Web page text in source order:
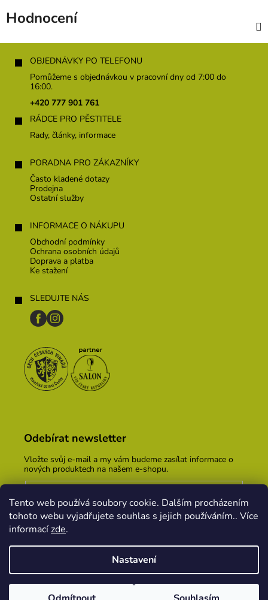
Tento web používá soubory cookie. Dalším procházením
tohoto webu vyjadřujete souhlas s jejich používáním.. Více
informacízde.
Nastavení
Hodnocení
Z
OBJEDNÁVKY PO TELEFONU
Pomůžeme s objednávkou v pracovní dny od 7:00 do
16:00.
+420 777 901 761
RÁDCE PRO PĚSTITELE
Rady, články, informace
PORADNA PRO ZÁKAZNÍKY
Často kladené dotazy
Prodejna
Ostatní služby
INFORMACE O NÁKUPU
Obchodní podmínky
Ochrana osobních údajů
Doprava a platba
Ke stažení
SLEDUJTE NÁS
Odebírat newsletter
Vložte svůj e-mail a my vám budeme zasílat informace o
nových produktech na našem e-shopu.
Vložením e-mailu souhlasíte spodmínkami ochrany
osobních údajů
PŘIHLÁSIT SE
Vytvořil Shoptet PekneWeby